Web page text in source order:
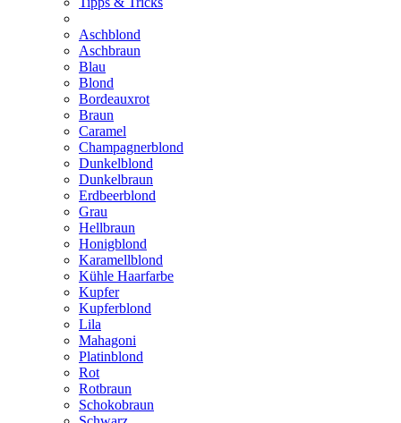
Aschblond
Aschbraun
Blau
Blond
Bordeauxrot
Braun
Caramel
Champagnerblond
Dunkelblond
Dunkelbraun
Erdbeerblond
Grau
Hellbraun
Honigblond
Karamellblond
Kühle Haarfarbe
Kupfer
Kupferblond
Lila
Mahagoni
Platinblond
Rot
Rotbraun
Schokobraun